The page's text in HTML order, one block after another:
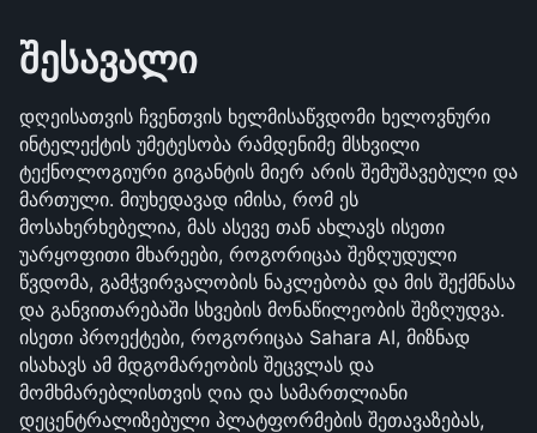
შესავალი
დღეისათვის ჩვენთვის ხელმისაწვდომი ხელოვნური
ინტელექტის უმეტესობა რამდენიმე მსხვილი
ტექნოლოგიური გიგანტის მიერ არის შემუშავებული და
მართული. მიუხედავად იმისა, რომ ეს
მოსახერხებელია, მას ასევე თან ახლავს ისეთი
უარყოფითი მხარეები, როგორიცაა შეზღუდული
წვდომა, გამჭვირვალობის ნაკლებობა და მის შექმნასა
და განვითარებაში სხვების მონაწილეობის შეზღუდვა.
ისეთი პროექტები, როგორიცაა Sahara AI, მიზნად
ისახავს ამ მდგომარეობის შეცვლას და
მომხმარებლისთვის ღია და სამართლიანი
დეცენტრალიზებული პლატფორმების შეთავაზებას,